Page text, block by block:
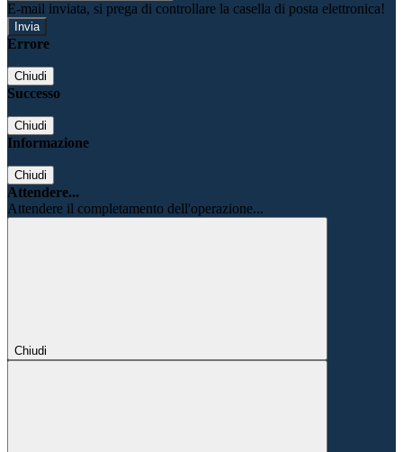
E-mail inviata, si prega di controllare la casella di posta elettronica!
Errore
Chiudi
Successo
Chiudi
Informazione
Chiudi
Attendere...
Attendere il completamento dell'operazione...
Chiudi